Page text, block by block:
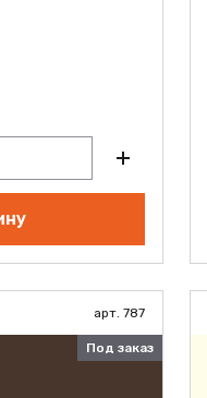
арт. 787
Под заказ